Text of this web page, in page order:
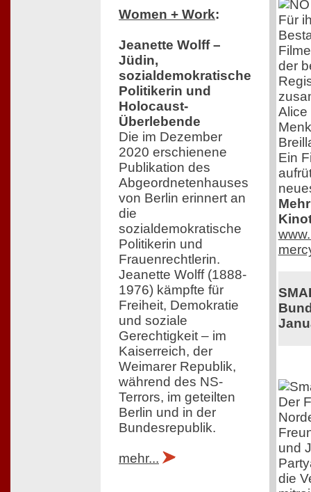
Women + Work:
Jeanette Wolff –
Jüdin,
sozialdemokratische
Politikerin und
Holocaust-
Überlebende
Die im Dezember
2020 erschienene
Publikation des
Abgeordnetenhauses
von Berlin erinnert an
die
sozialdemokratische
Politikerin und
Frauenrechtlerin.
Jeanette Wolff (1888-
1976) kämpfte für
Freiheit, Demokratie
und soziale
Gerechtigkeit – im
Kaiserreich, der
Weimarer Republik,
während des NS-
Terrors, im geteilten
Berlin und in der
Bundesrepublik.
mehr...
Für
der
Alice
Ein
Der
und
die